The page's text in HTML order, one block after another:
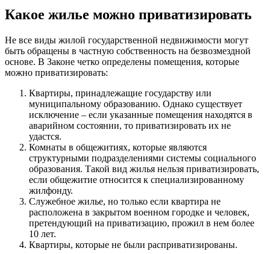
Какое жилье можно приватизировать
Не все виды жилой государственной недвижимости могут
быть обращены в частную собственность на безвозмездной
основе. В Законе четко определены помещения, которые
можно приватизировать:
Квартиры, принадлежащие государству или
муниципальному образованию. Однако существует
исключение – если указанные помещения находятся в
аварийном состоянии, то приватизировать их не
удастся.
Комнаты в общежитиях, которые являются
структурными подразделениями системы социального
образования. Такой вид жилья нельзя приватизировать,
если общежитие относится к специализированному
жилфонду.
Служебное жилье, но только если квартира не
расположена в закрытом военном городке и человек,
претендующий на приватизацию, прожил в нем более
10 лет.
Квартиры, которые не были расприватизированы.